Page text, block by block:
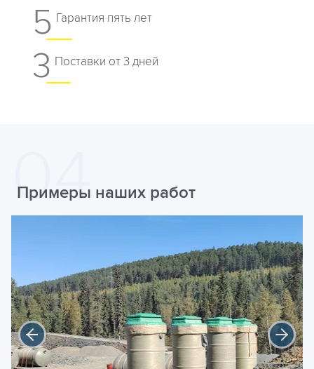
5 Гарантия пять лет
3 Поставки от 3 дней
Примеры наших работ